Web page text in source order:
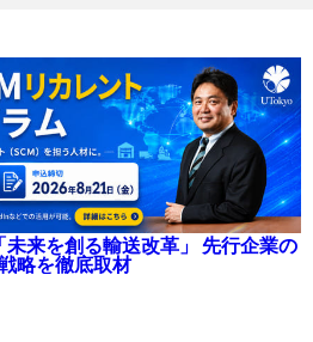
来を創る輸送改革」 先行企業の
略を徹底取材